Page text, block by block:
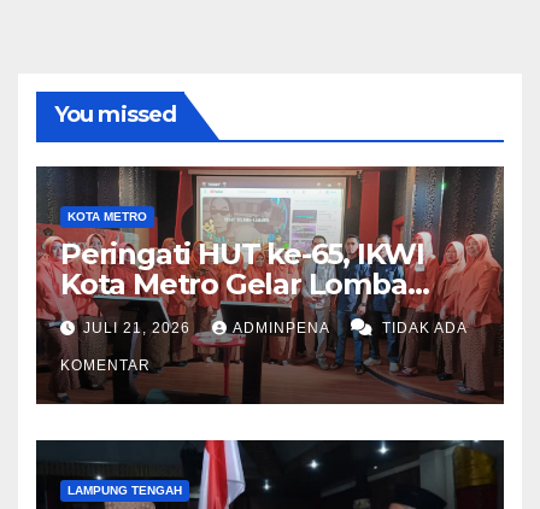
You missed
KOTA METRO
Peringati HUT ke-65, IKWI
Kota Metro Gelar Lomba
Fashion Show
JULI 21, 2026 ADMINPENA TIDAK ADA
KOMENTAR
LAMPUNG TENGAH